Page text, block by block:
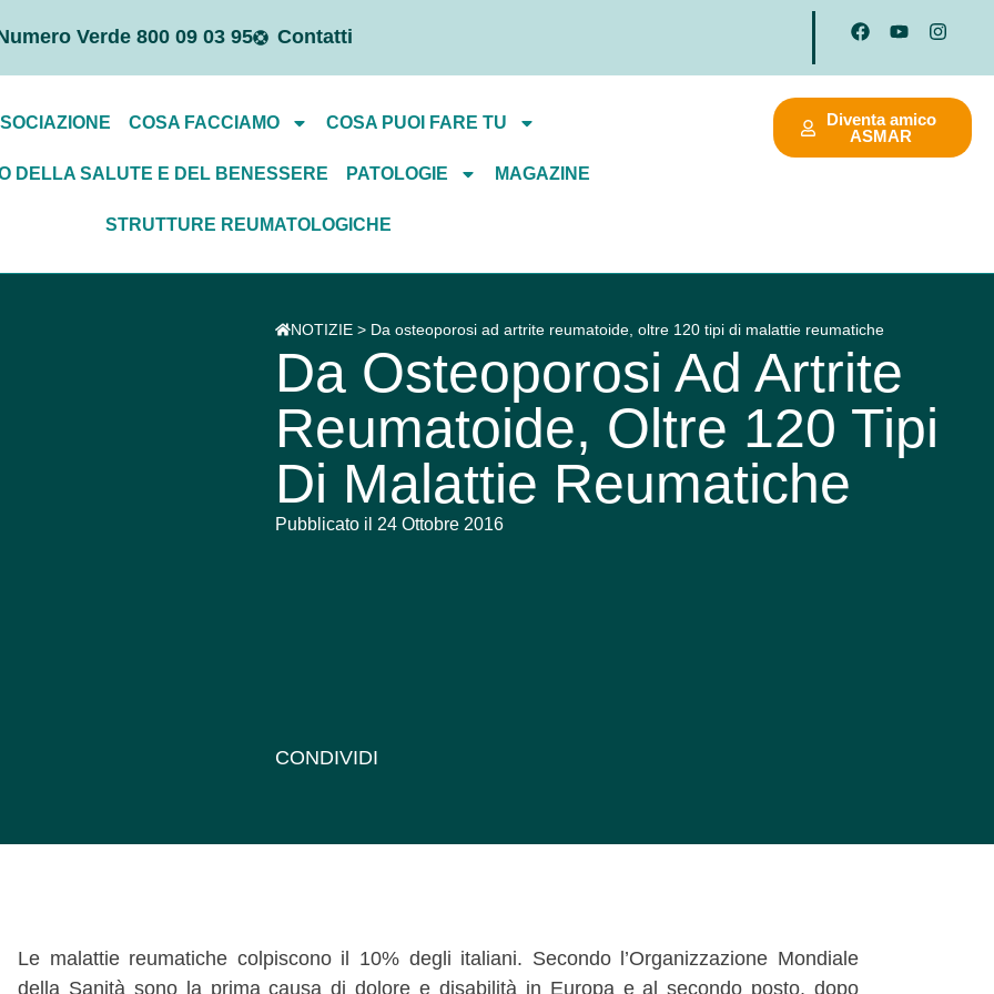
Verde 800 09 03 95 Contatti
COSA FACCIAMO COSA PUOI FARE TU
DELLA SALUTE E DEL BENESSERE PATOLOGIE MAGAZINE
STRUTTURE REUMATOLOGICHE
Diventa amico
ASMAR
NOTIZIE > Da osteoporosi ad artrite reumatoide, oltre 120 tipi di malattie reumatiche
Da Osteoporosi Ad Artrite
Reumatoide, Oltre 120 Tipi
Di Malattie Reumatiche
Pubblicato il 24 Ottobre 2016
CONDIVIDI
Le malattie reumatiche colpiscono il 10% degli italiani. Secondo l’Organizzazione Mondiale
della Sanità sono la prima causa di dolore e disabilità in Europa e al secondo posto, dopo